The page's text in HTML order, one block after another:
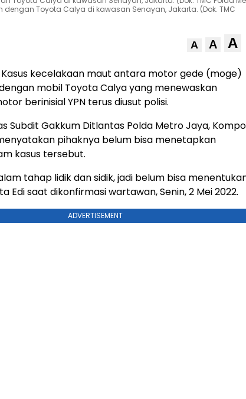
dengan Toyota Calya di kawasan Senayan, Jakarta. (Dok. TMC
A A A
Kasus kecelakaan maut antara motor gede (moge)
dengan mobil Toyota Calya yang menewaskan
berinisial YPN terus diusut polisi.
Subdit Gakkum Ditlantas Polda Metro Jaya,
pihaknya belum bisa menetapkan
kasus tersebut.
tahap lidik dan sidik, jadi belum bisa
Edi saat dikonfirmasi wartawan, Senin, 2 Mei 2022.
ADVERTISEMENT